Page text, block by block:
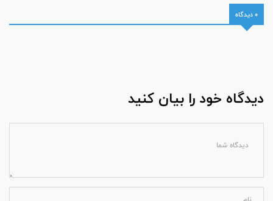
0 دیدگاه
دیدگاه خود را بیان کنید